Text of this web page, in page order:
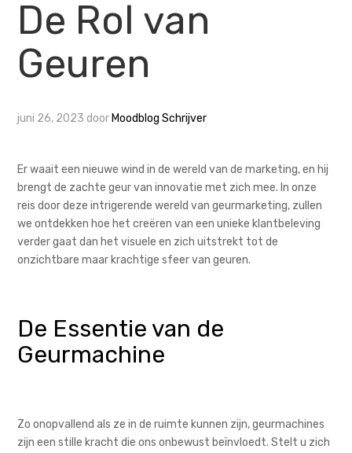
De Rol van
Geuren
juni 26, 2023 door Moodblog Schrijver
Er waait een nieuwe wind in de wereld van de marketing, en hij
brengt de zachte geur van innovatie met zich mee. In onze
reis door deze intrigerende wereld van geurmarketing, zullen
we ontdekken hoe het creëren van een unieke klantbeleving
verder gaat dan het visuele en zich uitstrekt tot de
onzichtbare maar krachtige sfeer van geuren.
De Essentie van de
Geurmachine
Zo onopvallend als ze in de ruimte kunnen zijn, geurmachines
zijn een stille kracht die ons onbewust beïnvloedt. Stelt u zich